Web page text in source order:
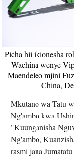
Picha hii ikionesha
Wachina wenye
Maendeleo mjini
China,
Mkutano wa Tatu
Ng'ambo kwa
"Kuunganisha
Ng'ambo,
rasmi jana